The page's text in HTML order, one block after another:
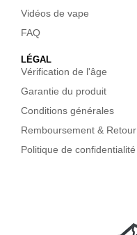
Vidéos de vape
FAQ
LÉGAL
Vérification de l'âge
Garantie du produit
Conditions générales
Remboursement & Retour
Politique de confidentialité